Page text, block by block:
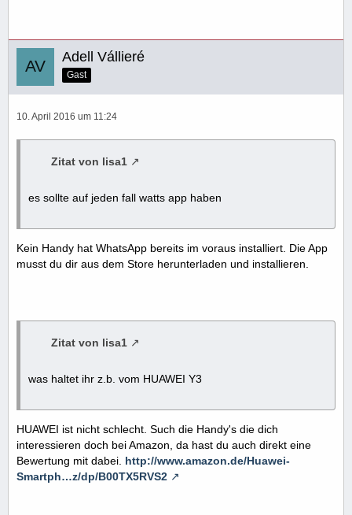
Adell Vállieré
Gast
10. April 2016 um 11:24
Zitat von lisa1
es sollte auf jeden fall watts app haben
Kein Handy hat WhatsApp bereits im voraus installiert. Die App
musst du dir aus dem Store herunterladen und installieren.
Zitat von lisa1
was haltet ihr z.b. vom HUAWEI Y3
HUAWEI ist nicht schlecht. Such die Handy's die dich
interessieren doch bei Amazon, da hast du auch direkt eine
Bewertung mit dabei. http://www.amazon.de/Huawei-
Smartph…z/dp/B00TX5RVS2